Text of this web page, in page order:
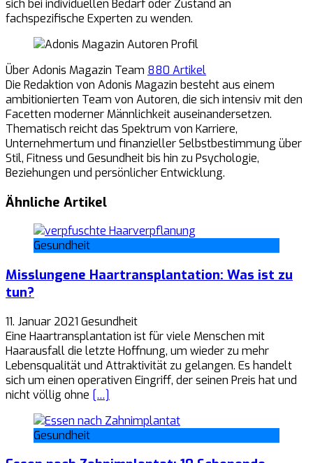
sich bei individuellen Bedarf oder Zustand an
fachspezifische Experten zu wenden.
Über Adonis Magazin Team 880 Artikel
Die Redaktion von Adonis Magazin besteht aus einem
ambitionierten Team von Autoren, die sich intensiv mit den
Facetten moderner Männlichkeit auseinandersetzen.
Thematisch reicht das Spektrum von Karriere,
Unternehmertum und finanzieller Selbstbestimmung über
Stil, Fitness und Gesundheit bis hin zu Psychologie,
Beziehungen und persönlicher Entwicklung.
Ähnliche Artikel
Gesundheit
Misslungene Haartransplantation: Was ist zu
tun?
11. Januar 2021 Gesundheit
Eine Haartransplantation ist für viele Menschen mit
Haarausfall die letzte Hoffnung, um wieder zu mehr
Lebensqualität und Attraktivität zu gelangen. Es handelt
sich um einen operativen Eingriff, der seinen Preis hat und
nicht völlig ohne […]
Gesundheit